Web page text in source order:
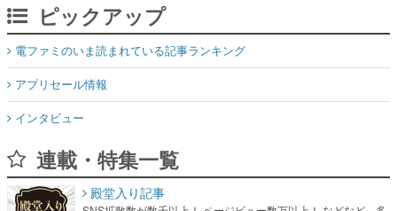
ピックアップ
電ファミのいま読まれている記事ランキング
アプリセール情報
インタビュー
連載・特集一覧
殿堂入り記事